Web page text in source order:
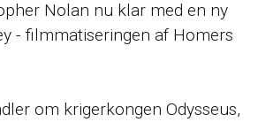
Nolan nu klar med en ny
- filmmatiseringen af Homers
om krigerkongen Odysseus,